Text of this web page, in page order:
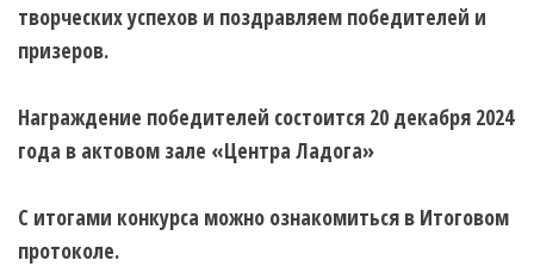
творческих успехов и поздравляем победителей и
призеров.
Награждение победителей состоится 20 декабря 2024
года в актовом зале «Центра Ладога»
С итогами конкурса можно ознакомиться в Итоговом
протоколе.